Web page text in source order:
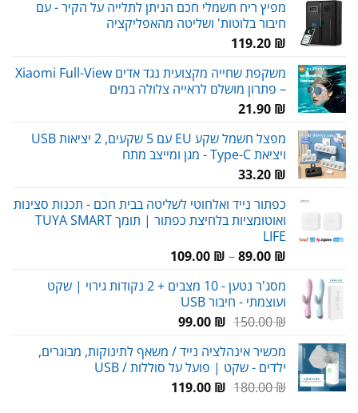
מפיץ ריח חשמלי חכם הניתן לתלייה על הקיר - עם
חיבור בלוטות' ושליטה מהאפליקציה
119.20 ₪
משקפת שחייה מקצועית נגד אדים Xiaomi Full-View
– פתרון מושלם לראייה צלולה במים
21.90 ₪
מפצל חשמל שקע EU עם 5 שקעים, 2 יציאות USB
ויציאת Type-C - מגן ומייצב מתח
33.20 ₪
כפתור נייד ואלחוטי לשליטה בבית חכם - תכנות סצינות
ואוטומציות בלחיצת כפתור | תומך TUYA SMART
LIFE
89.00 ₪
–
109.00 ₪
מסג'ר נטען - 10 מצבים + 2 נקודות גירוי | שקט
ועוצמתי - חיבור USB
150.00₪
המחיר
היה:
150.00 ₪.
99.00 ₪
המחיר
הוא:
99.00 ₪.
מכשיר אינהלציה נייד / משאף לתינוקות, מבוגרים,
ילדים - שקט | פועל על סוללות / USB
180.00₪
המחיר119.00 ₪
המחיר